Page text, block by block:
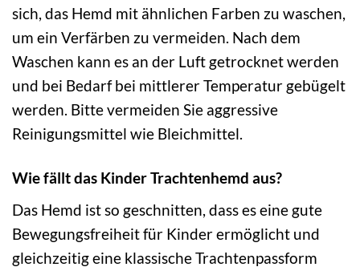
sich, das Hemd mit ähnlichen Farben zu waschen,
um ein Verfärben zu vermeiden. Nach dem
Waschen kann es an der Luft getrocknet werden
und bei Bedarf bei mittlerer Temperatur gebügelt
werden. Bitte vermeiden Sie aggressive
Reinigungsmittel wie Bleichmittel.
Wie fällt das Kinder Trachtenhemd aus?
Das Hemd ist so geschnitten, dass es eine gute
Bewegungsfreiheit für Kinder ermöglicht und
gleichzeitig eine klassische Trachtenpassform